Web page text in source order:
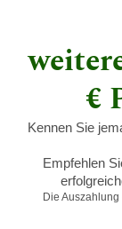
€
Kennen Sie
Empfehlen
Die